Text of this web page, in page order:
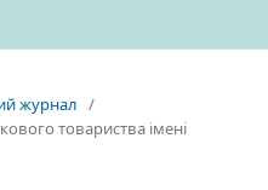
журнал /
товариства імені